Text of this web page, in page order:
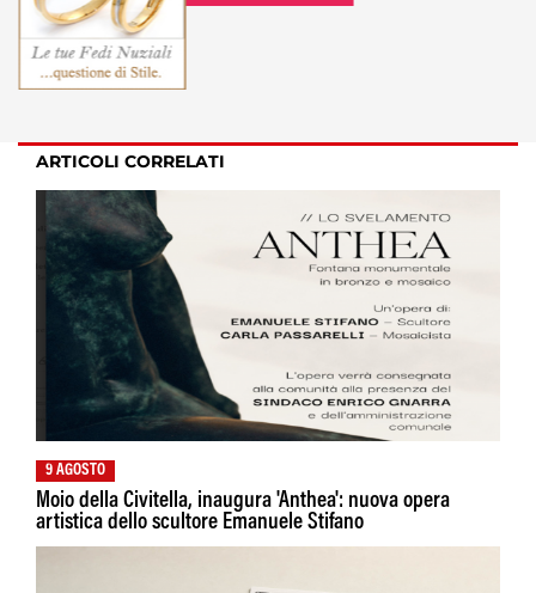
ARTICOLI CORRELATI
9 AGOSTO
Moio della Civitella, inaugura 'Anthea': nuova opera
artistica dello scultore Emanuele Stifano